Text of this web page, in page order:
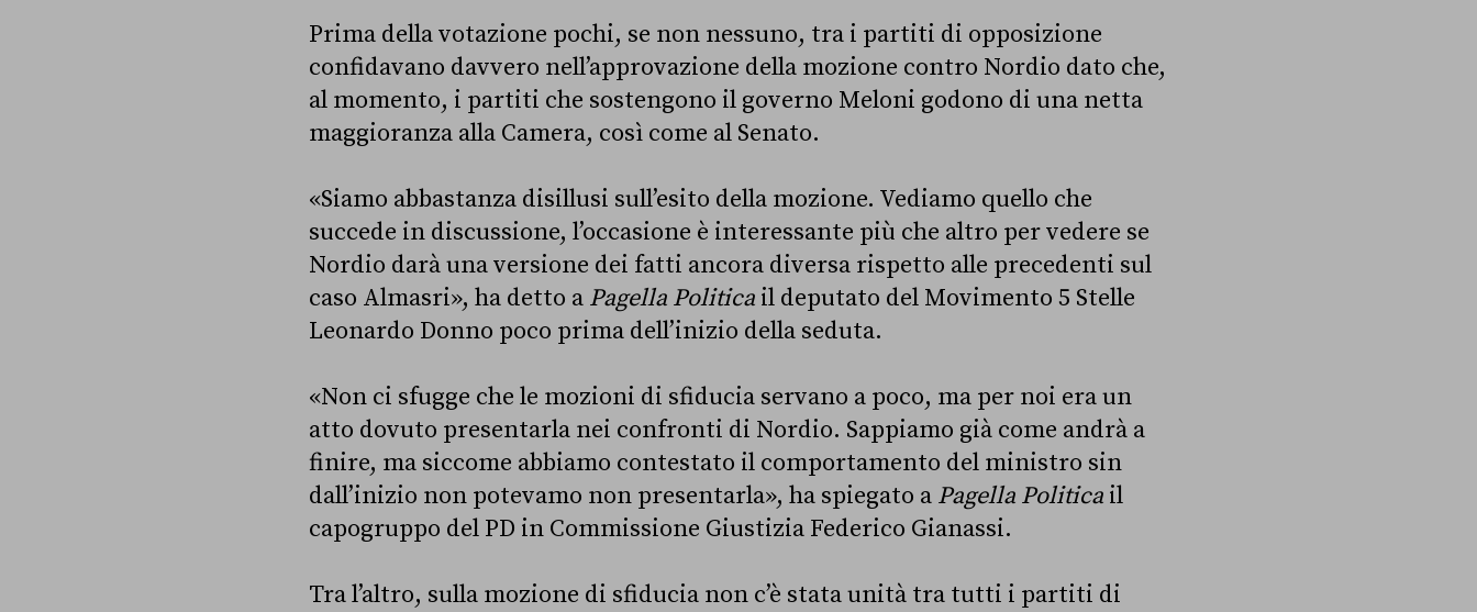
Prima della votazione pochi, se non nessuno, tra i partiti di opposizione
confidavano davvero nell’approvazione della mozione contro Nordio dato che,
al momento, i partiti che sostengono il governo Meloni godono di una netta
maggioranza alla Camera, così come al Senato.
«Siamo abbastanza disillusi sull’esito della mozione. Vediamo quello che
succede in discussione, l’occasione è interessante più che altro per vedere se
Nordio darà una versione dei fatti ancora diversa rispetto alle precedenti sul
caso Almasri», ha detto a Pagella Politica il deputato del Movimento 5 Stelle
Leonardo Donno poco prima dell’inizio della seduta.
«Non ci sfugge che le mozioni di sfiducia servano a poco, ma per noi era un
atto dovuto presentarla nei confronti di Nordio. Sappiamo già come andrà a
finire, ma siccome abbiamo contestato il comportamento del ministro sin
dall’inizio non potevamo non presentarla», ha spiegato a Pagella Politicail
capogruppo del PD in Commissione Giustizia Federico Gianassi.
Tra l’altro, sulla mozione di sfiducia non c’è stata unità tra tutti i partiti di